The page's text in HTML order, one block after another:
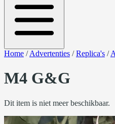
Home /Advertenties /Replica's /
M4 G&G
Dit item is niet meer beschikbaar.